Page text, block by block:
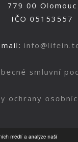
médií a analýze naší
779 00 Olomouc
IČO 05153557
smluvní
ochrany